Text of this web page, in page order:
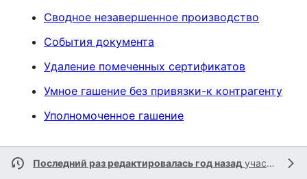
Сводное незавершенное производство
События документа
Удаление помеченных сертификатов
Умное гашение без привязки-к контрагенту
Уполномоченное гашение
Последний раз редактировалась год назад участником